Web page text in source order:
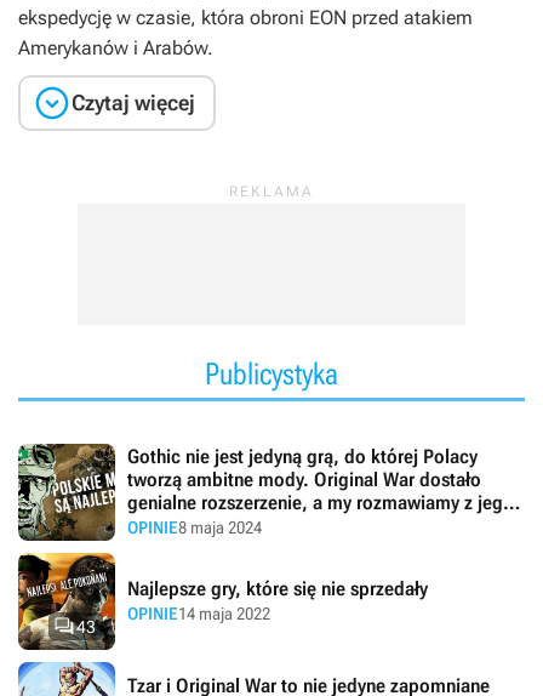
ekspedycję w czasie, która obroni EON przed atakiem
Amerykanów i Arabów.
Czytaj więcej
Publicystyka
Gothic nie jest jedyną grą, do której Polacy
tworzą ambitne mody. Original War dostało
genialne rozszerzenie, a my rozmawiamy z jego
twórcą
OPINIE8 maja 2024
43
Najlepsze gry, które się nie sprzedały
OPINIE14 maja 2022
Tzar i Original War to nie jedyne zapomniane